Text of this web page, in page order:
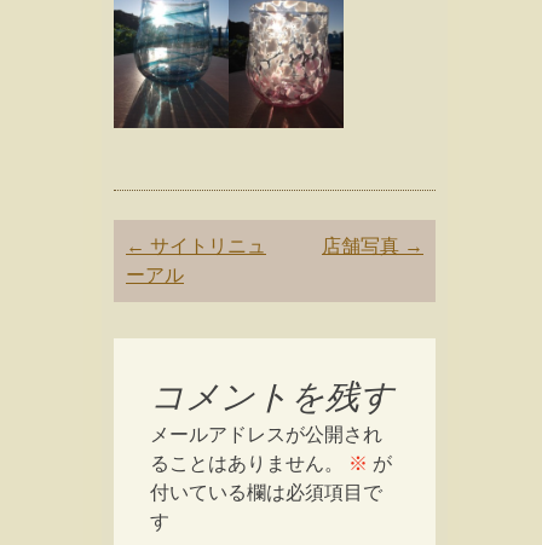
Post
navigation
← サイトリニュ
ーアル
店舗写真 →
コメントを残す
メールアドレスが公開され
ることはありません。
※ が
付いている欄は必須項目で
す